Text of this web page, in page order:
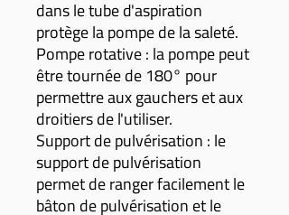
dans le tube d'aspiration
protège la pompe de la saleté.
Pompe rotative : la pompe peut
être tournée de 180° pour
permettre aux gauchers et aux
droitiers de l'utiliser.
Support de pulvérisation : le
support de pulvérisation
permet de ranger facilement le
bâton de pulvérisation et le